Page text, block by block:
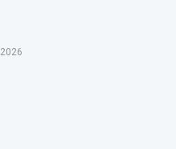
2026